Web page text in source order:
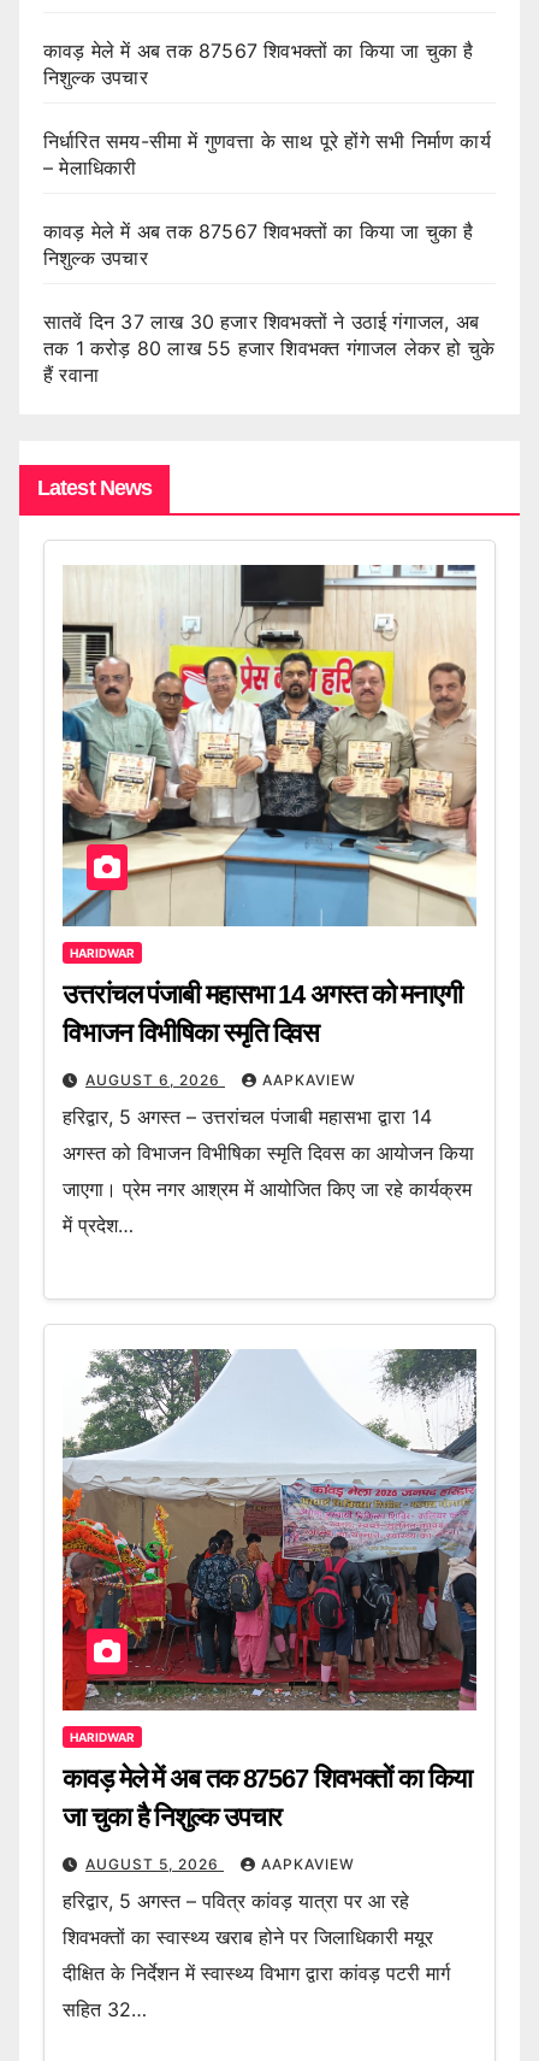
कावड़ मेले में अब तक 87567 शिवभक्तों का किया जा चुका है
निशुल्क उपचार
निर्धारित समय-सीमा में गुणवत्ता के साथ पूरे होंगे सभी निर्माण कार्य
– मेलाधिकारी
कावड़ मेले में अब तक 87567 शिवभक्तों का किया जा चुका है
निशुल्क उपचार
सातवें दिन 37 लाख 30 हजार शिवभक्तों ने उठाई गंगाजल, अब
तक 1 करोड़ 80 लाख 55 हजार शिवभक्त गंगाजल लेकर हो चुके
हैं रवाना
Latest News
HARIDWAR
उत्तरांचल पंजाबी महासभा 14 अगस्त को मनाएगी
विभाजन विभीषिका स्मृति दिवस
AUGUST 6, 2026 AAPKAVIEW
हरिद्वार, 5 अगस्त – उत्तरांचल पंजाबी महासभा द्वारा 14
अगस्त को विभाजन विभीषिका स्मृति दिवस का आयोजन किया
जाएगा। प्रेम नगर आश्रम में आयोजित किए जा रहे कार्यक्रम
में प्रदेश…
HARIDWAR
कावड़ मेले में अब तक 87567 शिवभक्तों का किया
जा चुका है निशुल्क उपचार
AUGUST 5, 2026 AAPKAVIEW
हरिद्वार, 5 अगस्त – पवित्र कांवड़ यात्रा पर आ रहे
शिवभक्तों का स्वास्थ्य खराब होने पर जिलाधिकारी मयूर
दीक्षित के निर्देशन में स्वास्थ्य विभाग द्वारा कांवड़ पटरी मार्ग
सहित 32…